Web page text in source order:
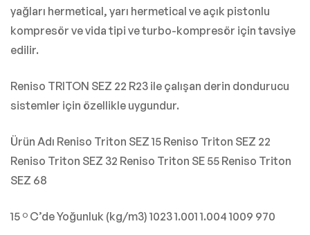
yağları hermetical, yarı hermetical ve açık pistonlu
kompresör ve vida tipi ve turbo-kompresör için tavsiye
edilir.
Reniso TRITON SEZ 22 R23 ile çalışan derin dondurucu
sistemler için özellikle uygundur.
Ürün Adı Reniso Triton SEZ 15 Reniso Triton SEZ 22
Reniso Triton SEZ 32 Reniso Triton SE 55 Reniso Triton
SEZ 68
15 º C’de Yoğunluk (kg/m3) 1023 1.001 1.004 1009 970